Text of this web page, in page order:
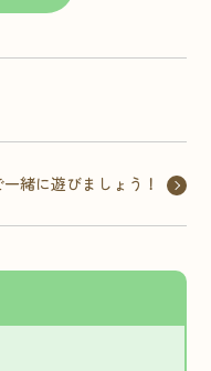
緒に遊びましょう！